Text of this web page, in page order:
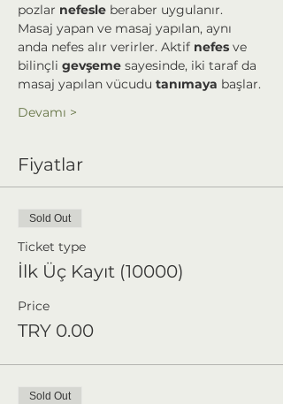
pozlar nefesle beraber uygulanır.
Masaj yapan ve masaj yapılan, aynı
anda nefes alır verirler. Aktif nefes ve
bilinçli gevşeme sayesinde, iki taraf da
masaj yapılan vücudu tanımaya başlar.
Devamı >
Fiyatlar
Sold Out
Ticket type
İlk Üç Kayıt (10000)
Price
TRY 0.00
Sold Out